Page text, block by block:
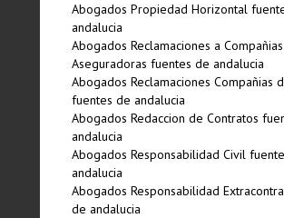
Abogados Propiedad Horizontal
andalucia
Abogados Reclamaciones a Compañias
Aseguradoras fuentes de andalucia
Abogados Reclamaciones Compañias
fuentes de andalucia
Abogados Redaccion de Contratos
andalucia
Abogados Responsabilidad Civil
andalucia
Abogados Responsabilidad
de andalucia